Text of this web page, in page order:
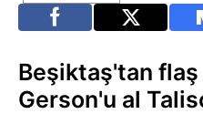
Beşiktaş'tan
Gerson'u al